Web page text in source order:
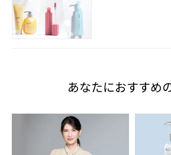
あなたにおすすめ